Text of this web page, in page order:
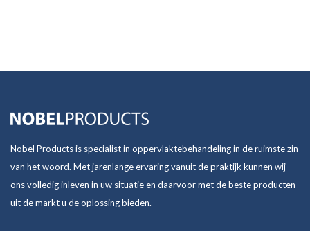
Nobel Products is specialist in oppervlaktebehandeling in de ruimste zin
van het woord. Met jarenlange ervaring vanuit de praktijk kunnen wij
ons volledig inleven in uw situatie en daarvoor met de beste producten
uit de markt u de oplossing bieden.